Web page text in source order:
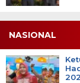
NASIONAL